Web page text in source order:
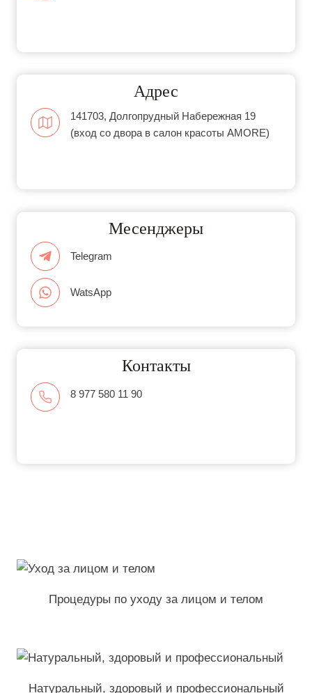
Адрес
141703, Долгопрудный Набережная 19
(вход со двора в салон красоты AMORE)
Месенджеры
Telegram
WatsApp
Контакты
8 977 580 11 90
Процедуры по уходу за лицом и телом
Натуральный, здоровый и профессиональный